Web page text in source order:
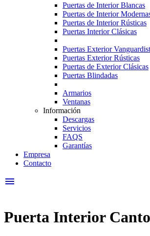
Puertas de Interior Blancas
Puertas de Interior
Puertas de Interior Rústicas
Puertas Interior Clásicas
Puertas Exterior
Puertas Exterior Rústicas
Puertas de Exterior Clásicas
Puertas Blindadas
Armarios
Ventanas
Información
Descargas
Servicios
FAQS
Garantías
Empresa
Contacto
menu
Puerta Interior